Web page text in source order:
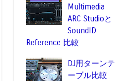
Multimedia
ARC Studioと
SoundID
Reference 比較
DJ用ターンテ
ーブル比較